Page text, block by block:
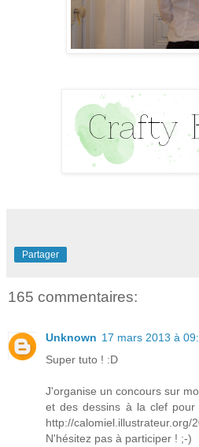
Partager
165 commentaires:
Unknown 17 mars 2013 à
Super tuto ! :D
J'organise un concours sur
et des dessins à la clef
http://
N'hésitez pas à participer ! ;-)